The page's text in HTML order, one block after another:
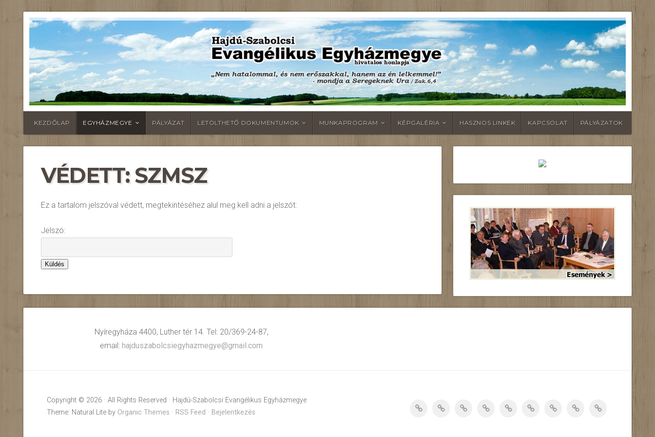
KEZDŐLAP EGYHÁZMEGYE PÁLYÁZAT LETÖLTHETŐ DOKUMENTUMOK MUNKAPROGRAM KÉPGALÉRIA HASZNOS LINKEK KAPCSOLAT PÁLYÁZATOK
VÉDETT: SZMSZ
Ez a tartalom jelszóval védett, megtekintéséhez alul meg kell adni a jelszót:
Jelszó:
Nyíregyháza 4400, Luther tér 14. Tel: 20/369-24-87,
email: hajduszabolcsiegyhazmegye@gmail.com
Copyright © 2026 · All Rights Reserved · Hajdú-Szabolcsi Evangélikus Egyházmegye
Theme: Natural Lite by Organic Themes · RSS Feed · Bejelentkezés